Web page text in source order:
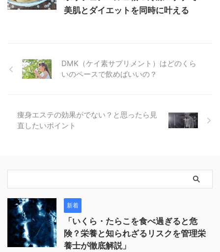
美肌とダイエットを同時に叶える
DMK（ケイ素サプリメント）はどのくら
いのペースで飲めばいいの？
痩身エステの効果がでない？と思ったら見
直したいポイント
新着
「いくら・たらこを食べ過ぎると危
険？栄養と知られざるリスクを管理栄
養士が徹底解説」